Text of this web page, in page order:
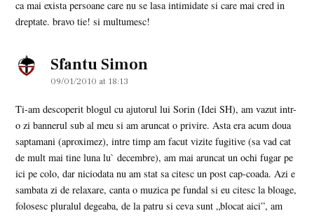
ca mai exista persoane care nu se lasa intimidate si care mai cred in
dreptate. bravo tie! si multumesc!
Sfantu Simon
09/01/2010 at 18:13
Ti-am descoperit blogul cu ajutorul lui Sorin (Idei SH), am vazut intr-
o zi bannerul sub al meu si am aruncat o privire. Asta era acum doua
saptamani (aproximez), intre timp am facut vizite fugitive (sa vad cat
de mult mai tine luna lu` decembre), am mai aruncat un ochi fugar pe
ici pe colo, dar niciodata nu am stat sa citesc un post cap-coada. Azi e
sambata zi de relaxare, canta o muzica pe fundal si eu citesc la bloage,
folosesc pluralul degeaba, de la patru si ceva sunt „blocat aici”, am